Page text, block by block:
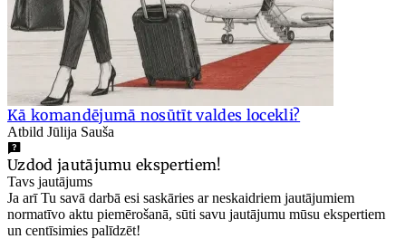
Kā komandējumā nosūtīt valdes locekli?
Atbild Jūlija Sauša
Uzdod jautājumu ekspertiem!
Tavs jautājums
Ja arī Tu savā darbā esi saskāries ar neskaidriem jautājumiem
normatīvo aktu piemērošanā, sūti savu jautājumu mūsu ekspertiem
un centīsimies palīdzēt!